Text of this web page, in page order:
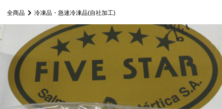
全商品 冷凍品・急速冷凍品(自社加工)